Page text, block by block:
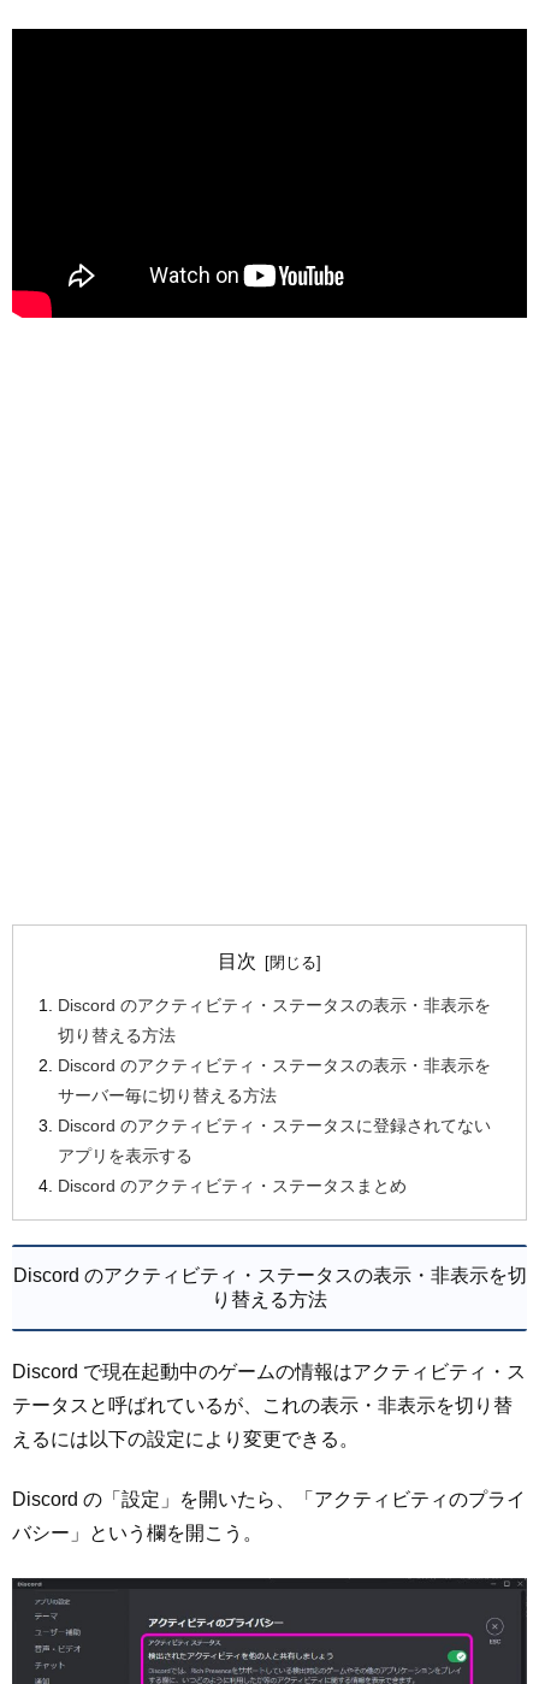
目次
Discord のアクティビティ・ステータスの表示・非表示を
切り替える方法
Discord のアクティビティ・ステータスの表示・非表示を
サーバー毎に切り替える方法
Discord のアクティビティ・ステータスに登録されてない
アプリを表示する
Discord のアクティビティ・ステータスまとめ
Discord のアクティビティ・ステータスの表示・非表示を切
り替える方法
Discord で現在起動中のゲームの情報はアクティビティ・ス
テータスと呼ばれているが、これの表示・非表示を切り替
えるには以下の設定により変更できる。
Discord の「設定」を開いたら、「アクティビティのプライ
バシー」という欄を開こう。